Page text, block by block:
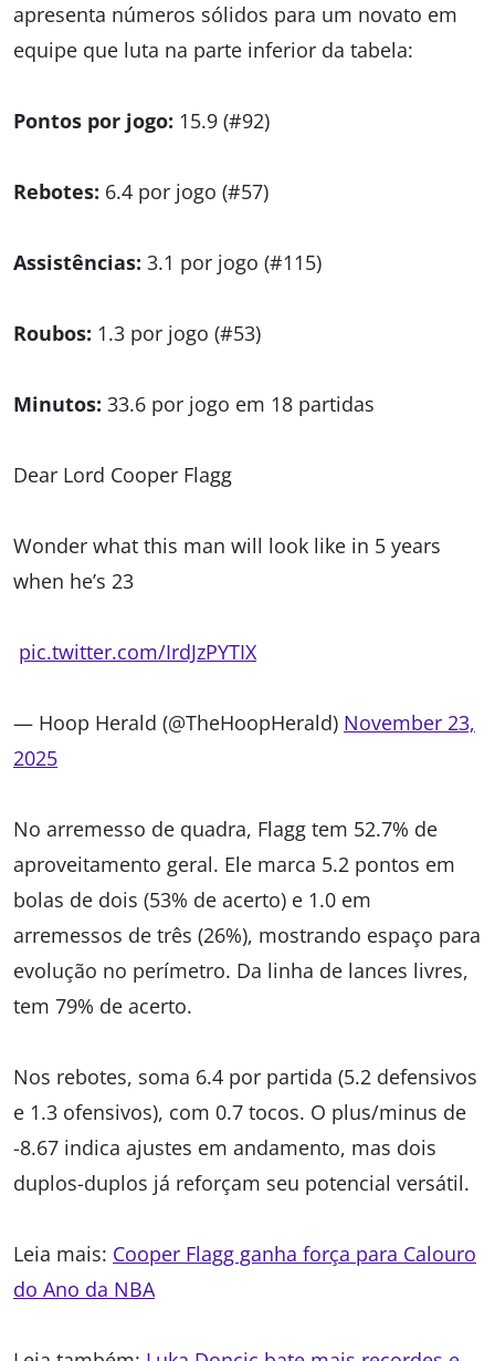
apresenta números sólidos para um novato em
equipe que luta na parte inferior da tabela:
Pontos por jogo: 15.9 (#92)
Rebotes: 6.4 por jogo (#57)
Assistências: 3.1 por jogo (#115)
Roubos: 1.3 por jogo (#53)
Minutos: 33.6 por jogo em 18 partidas
Dear Lord Cooper Flagg
Wonder what this man will look like in 5 years
when he’s 23
pic.twitter.com/IrdJzPYTIX
— Hoop Herald (@TheHoopHerald) November 23,
2025
No arremesso de quadra, Flagg tem 52.7% de
aproveitamento geral. Ele marca 5.2 pontos em
bolas de dois (53% de acerto) e 1.0 em
arremessos de três (26%), mostrando espaço para
evolução no perímetro. Da linha de lances livres,
tem 79% de acerto.
Nos rebotes, soma 6.4 por partida (5.2 defensivos
e 1.3 ofensivos), com 0.7 tocos. O plus/minus de
-8.67 indica ajustes em andamento, mas dois
duplos-duplos já reforçam seu potencial versátil.
Leia mais: Cooper Flagg ganha força para Calouro
do Ano da NBA